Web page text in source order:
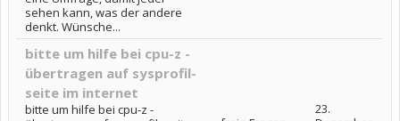
sehen kann, was der andere
denkt. Wünsche...
bitte um hilfe bei cpu-z -
übertragen auf sysprofil-
seite im internet
bitte um hilfe bei cpu-z -
23.